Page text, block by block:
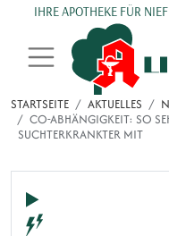
Direkt zum Inhalt
IHRE APOTHEKE FÜR
STARTSEITE AKTUELLES
CO-ABHÄNGIGKEIT: SO
SUCHTERKRANKTER MIT